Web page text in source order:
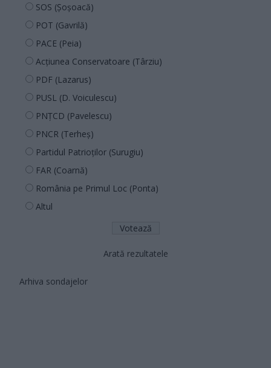
SOS (Șoșoacă)
POT (Gavrilă)
PACE (Peia)
Acțiunea Conservatoare (Târziu)
PDF (Lazarus)
PUSL (D. Voiculescu)
PNȚCD (Pavelescu)
PNCR (Terheș)
Partidul Patrioților (Surugiu)
FAR (Coarnă)
România pe Primul Loc (Ponta)
Altul
Arată rezultatele
Arhiva sondajelor